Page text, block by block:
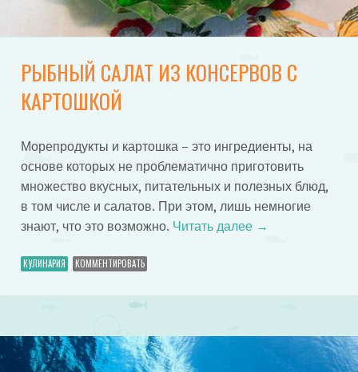
РЫБНЫЙ САЛАТ ИЗ КОНСЕРВОВ С
КАРТОШКОЙ
Морепродукты и картошка – это ингредиенты, на
основе которых не проблематично приготовить
множество вкусных, питательных и полезных блюд,
в том числе и салатов. При этом, лишь немногие
знают, что это возможно. Читать далее →
КУЛИНАРИЯ КОММЕНТИРОВАТЬ